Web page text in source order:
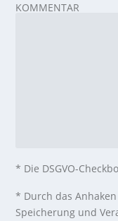
KOMMENTAR
* Die DSGVO-
* Durch das
Speicherung und